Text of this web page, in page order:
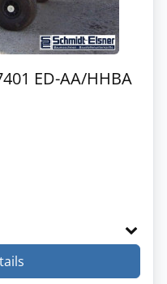
ED-AA/HHBA